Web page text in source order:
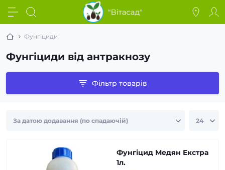
Фунгіциди
Фунгіциди від антракнозу
Фільтр товарів
Фунгіцид Медян Екстра
1л.